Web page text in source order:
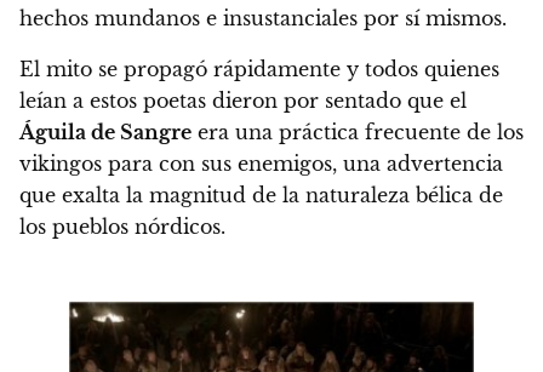
hechos mundanos e insustanciales por sí mismos.
El mito se propagó rápidamente y todos quienes
leían a estos poetas dieron por sentado que el
Águila de Sangre era una práctica frecuente de los
vikingos para con sus enemigos, una advertencia
que exalta la magnitud de la naturaleza bélica de
los pueblos nórdicos.